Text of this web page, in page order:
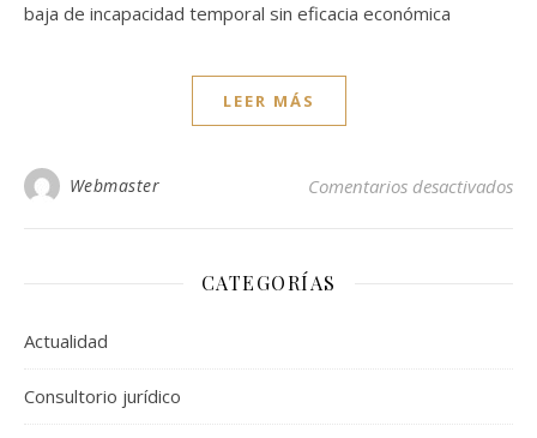
baja de incapacidad temporal sin eficacia económica
LEER MÁS
Webmaster Comentarios desactivadosen
CATEGORÍAS
Actualidad
Consultorio jurídico